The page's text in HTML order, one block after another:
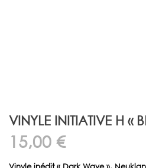
VINYLE INITIATIVE H «
15,00 €